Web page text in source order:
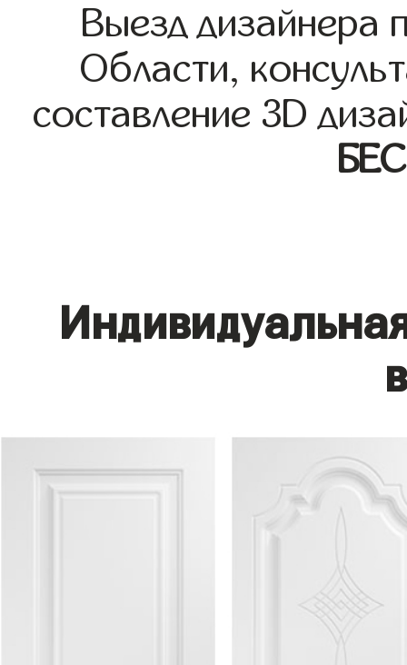
Выезд дизайнера
Области,
составление 3D